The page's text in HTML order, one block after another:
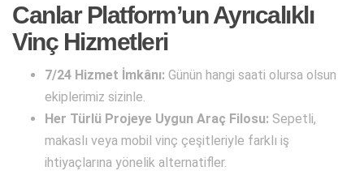
Canlar Platform’un Ayrıcalıklı
Vinç Hizmetleri
7/24 Hizmet İmkânı: Günün hangi saati olursa olsun
ekiplerimiz sizinle.
Her Türlü Projeye Uygun Araç Filosu: Sepetli,
makaslı veya mobil vinç çeşitleriyle farklı iş
ihtiyaçlarına yönelik alternatifler.